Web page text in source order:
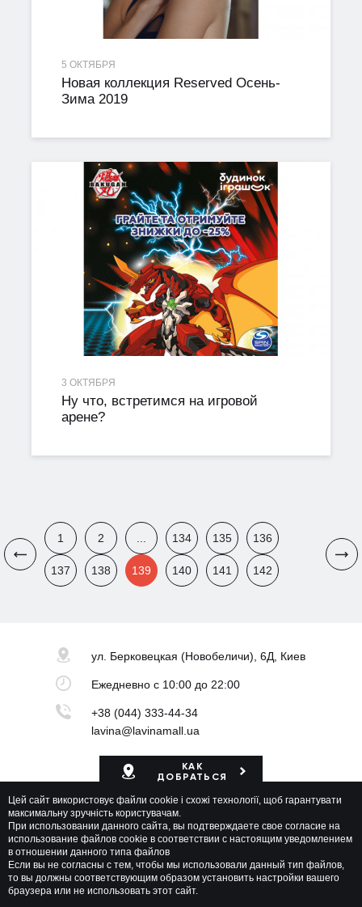
5 ОКТЯБРЯ
Новая коллекция Reserved Осень-
Зима 2019
3 ОКТЯБРЯ
Ну что, встретимся на игровой
арене?
1 2 ... 134 135 136
137 138 139 140 141 142
ул. Берковецкая (Новобеличи), 6Д, Киев
Ежедневнос 10:00 до 22:00
+38 (044) 333-44-34
lavina@lavinamall.ua
КАК
ДОБРАТЬСЯ
Карта ТРЦ
Lavina Mall © 2026 Все права защищены
Цей сайт використовує файли cookie і схожі технології, щоб гарантувати
максимальну зручність користувачам.
При использовании данного сайта, вы подтверждаете свое согласие на
использование файлов cookie в соответствии с настоящим уведомлением
в отношении данного типа файлов
Если вы не согласны с тем, чтобы мы использовали данный тип файлов,
то вы должны соответствующим образом установить настройки вашего
браузера или не использовать этот сайт.